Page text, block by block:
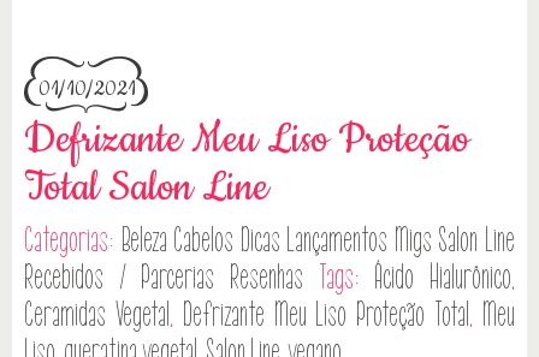
01/10/2021
Defrizante Meu Liso Proteção
Total Salon Line
Categorias: Beleza Cabelos Dicas Lançamentos Migs Salon Line
Recebidos / Parcerias Resenhas Tags: Ácido Hialurônico,
Ceramidas Vegetal, Defrizante Meu Liso Proteção Total, Meu